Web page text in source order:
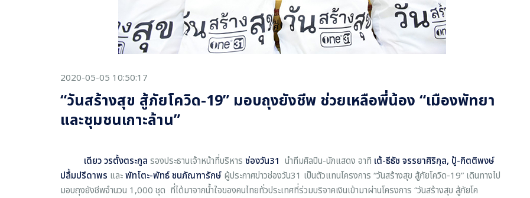
2020-05-05 10:50:17
“วันสร้างสุข สู้ภัยโควิด-19” มอบถุงยังชีพ ช่วยเหลือพี่น้อง “เมืองพัทยา
และชุมชนเกาะล้าน”
เดียว วรตั้งตระกูล รองประธานเจ้าหน้าที่บริหาร ช่องวัน31 นำทีมศิลปิน-นักแสดง อาทิ เต้-ธีธัช จรรยาศิริกุล, ปู้-กิตติพงษ์
ปลื้มปรีดาพร และพัทโตะ-พัทธ์ ชนภัณฑารักษ์ ผู้ประกาศข่าวช่องวัน31 เป็นตัวแทนโครงการ “วันสร้างสุข สู้ภัยโควิด-19” เดินทางไป
มอบถุงยังชีพจำนวน 1,000 ชุด ที่ได้มาจากน้ำใจของคนไทยทั่วประเทศที่ร่วมบริจาคเงินเข้ามาผ่านโครงการ “วันสร้างสุข สู้ภัยโค